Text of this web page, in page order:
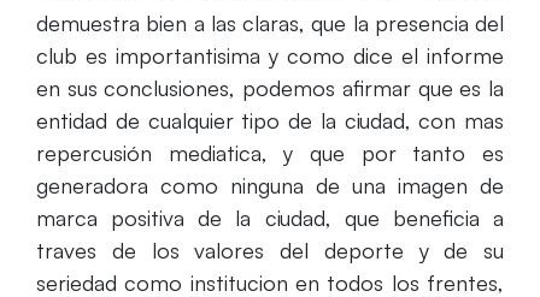
demuestra bien a las claras, que la presencia del
club es importantisima y como dice el informe
en sus conclusiones, podemos afirmar que es la
entidad de cualquier tipo de la ciudad, con mas
repercusión mediatica, y que por tanto es
generadora como ninguna de una imagen de
marca positiva de la ciudad, que beneficia a
traves de los valores del deporte y de su
seriedad como institucion en todos los frentes,